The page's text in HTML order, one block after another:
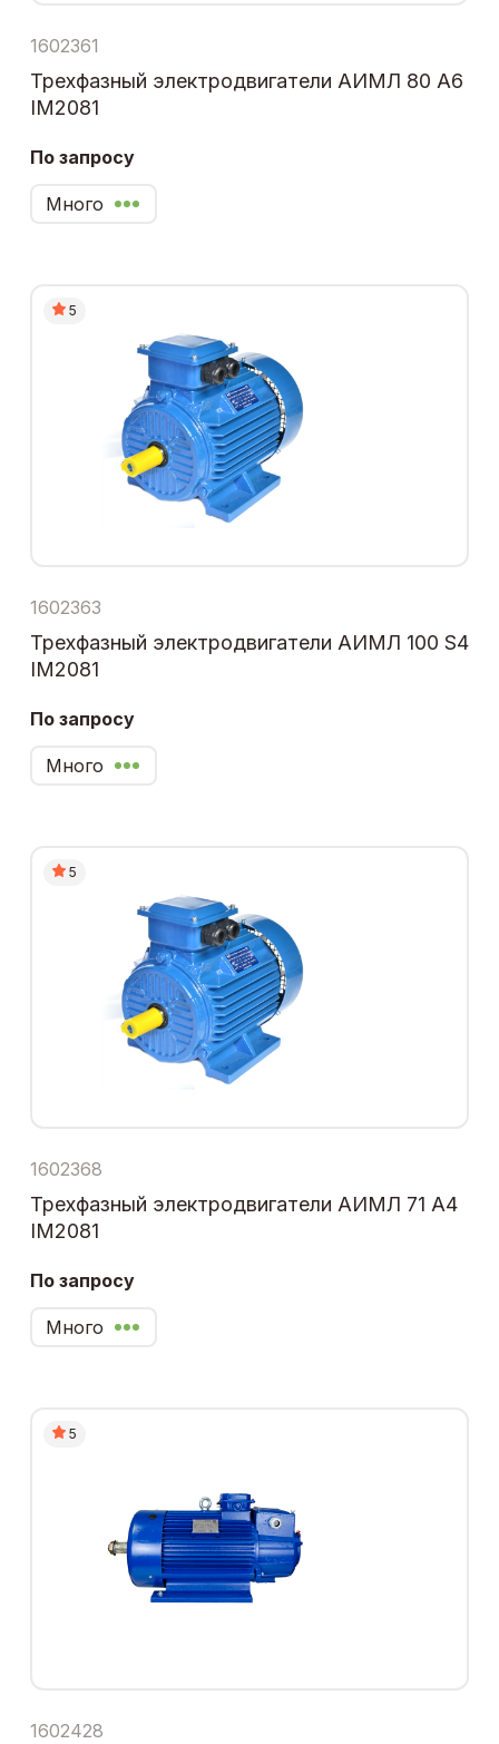
1602361
Трехфазный электродвигатели АИМЛ 80 А6
IM2081
По запросу
Много
5
1602363
Трехфазный электродвигатели АИМЛ 100 S4
IM2081
По запросу
Много
5
1602368
Трехфазный электродвигатели АИМЛ 71 А4
IM2081
По запросу
Много
5
1602428